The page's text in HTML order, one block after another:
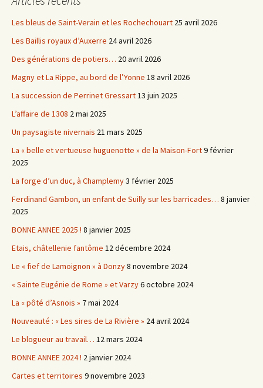
Les bleus de Saint-Verain et les Rochechouart 25 avril 2026
Les Baillis royaux d’Auxerre 24 avril 2026
Des générations de potiers… 20 avril 2026
Magny et La Rippe, au bord de l’Yonne 18 avril 2026
La succession de Perrinet Gressart13 juin 2025
L’affaire de 1308 2 mai 2025
Un paysagiste nivernais 21 mars 2025
La « belle et vertueuse huguenotte » de la Maison-Fort9 février
2025
La forge d’un duc, à Champlemy3 février 2025
Ferdinand Gambon, un enfant de Suilly sur les barricades… 8 janvier
2025
BONNE ANNEE 2025 ! 8 janvier 2025
Etais, châtellenie fantôme 12 décembre 2024
Le « fief de Lamoignon » à Donzy8 novembre 2024
« Sainte Eugénie de Rome » et Varzy6 octobre 2024
La « pôté d’Asnois » 7 mai 2024
Nouveauté : « Les sires de La Rivière » 24 avril 2024
Le blogueur au travail… 12 mars 2024
BONNE ANNEE 2024 ! 2 janvier 2024
Cartes et territoires 9 novembre 2023